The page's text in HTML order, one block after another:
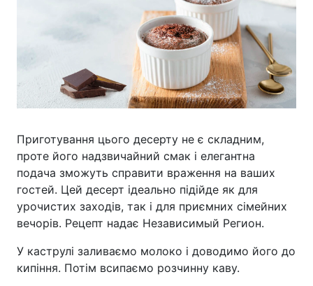
Приготування цього десерту не є складним,
проте його надзвичайний смак і елегантна
подача зможуть справити враження на ваших
гостей. Цей десерт ідеально підійде як для
урочистих заходів, так і для приємних сімейних
вечорів. Рецепт надає Независимый Регион.
У каструлі заливаємо молоко і доводимо його до
кипіння. Потім всипаємо розчинну каву.